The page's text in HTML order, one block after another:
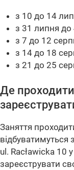
з 10 до 14
з 31 липня
з 7 до 12
з 14 до 18
з 21 до 25
Де
Заняття
ul. Racławicka 10
зареєструвати